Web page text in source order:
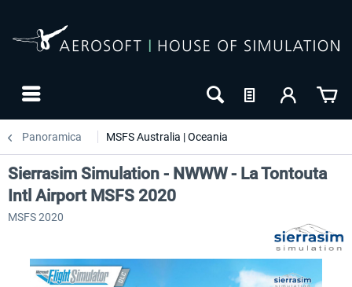
Panoramica MSFS Australia | Oceania
Sierrasim Simulation - NWWW - La Tontouta
Intl Airport MSFS 2020
MSFS 2020